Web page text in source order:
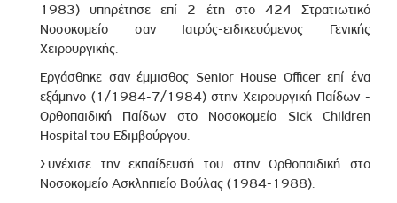
1983) υπηρέτησε επί 2 έτη στο 424 Στρατιωτικό
Νοσοκομείο σαν Ιατρός-ειδικευόμενος Γενικής
Χειρουργικής.
Εργάσθηκε σαν έμμισθος Senior House Officer επί ένα
εξάμηνο (1/1984-7/1984) στην Χειρουργική Παίδων -
Ορθοπαιδική Παίδων στο Νοσοκομείο Sick Children
Hospital του Εδιμβούργου.
Συνέχισε την εκπαίδευσή του στην Ορθοπαιδική στο
Νοσοκομείο Ασκληπιείο Βούλας (1984-1988).